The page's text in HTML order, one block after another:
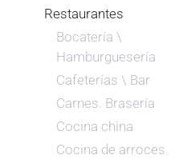
Restaurantes
Bocatería \
Hamburguesería
Cafeterías \ Bar
Carnes. Brasería
Cocina china
Cocina de arroces.